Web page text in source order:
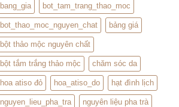
Mỗi
Ngày
Bổ
Thận
Hay
Tráng
Dương?
Sự
Thật
Từ
YHCT
bang_gia bot_tam_trang_thao_moc
bot_thao_moc_nguyen_chat bảng giá
bột thảo mộc nguyên chất
bột tắm trắng thảo mộc chăm sóc da
hoa atiso đỏ hoa_atiso_do hạt đình lịch
nguyen_lieu_pha_tra nguyên liệu pha trà